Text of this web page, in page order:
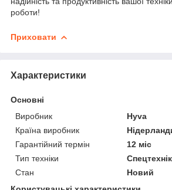
роботи!
Приховати
Характеристики
Основні
Виробник
Hyva
Країна виробник
Гарантійний термін
12 міс
Тип техніки
Стан
Новий